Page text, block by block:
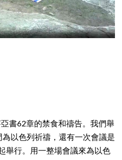
書62章的禁食和禱告。我們舉
以色列祈禱，還有一次會議是
舉行。用一整場會議來為以色